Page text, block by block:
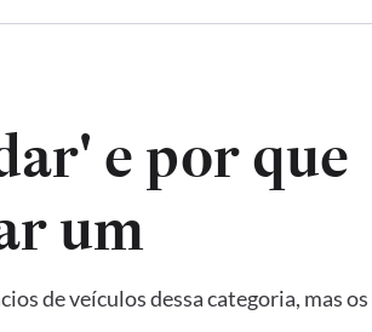
e por que
um
de veículos dessa categoria, mas os